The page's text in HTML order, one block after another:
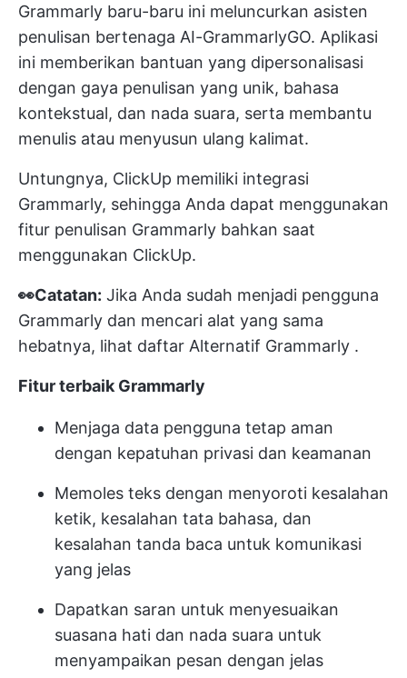
Grammarly baru-baru ini meluncurkan asisten
penulisan bertenaga AI-GrammarlyGO. Aplikasi
ini memberikan bantuan yang dipersonalisasi
dengan gaya penulisan yang unik, bahasa
kontekstual, dan nada suara, serta membantu
menulis atau menyusun ulang kalimat.
Untungnya, ClickUp memiliki integrasi
Grammarly, sehingga Anda dapat menggunakan
fitur penulisan Grammarly bahkan saat
menggunakan ClickUp.
👀Catatan: Jika Anda sudah menjadi pengguna
Grammarly dan mencari alat yang sama
hebatnya, lihat daftar Alternatif Grammarly .
Fitur terbaik Grammarly
Menjaga data pengguna tetap aman
dengan kepatuhan privasi dan keamanan
Memoles teks dengan menyoroti kesalahan
ketik, kesalahan tata bahasa, dan
kesalahan tanda baca untuk komunikasi
yang jelas
Dapatkan saran untuk menyesuaikan
suasana hati dan nada suara untuk
menyampaikan pesan dengan jelas